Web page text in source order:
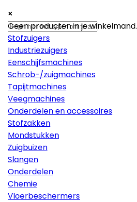
×
Machines
Stofzuigers
Industriezuigers
Eenschijfsmachines
Schrob-/zuigmachines
Tapijtmachines
Veegmachines
Onderdelen en accessoires
Stofzakken
Mondstukken
Zuigbuizen
Slangen
Onderdelen
Chemie
Vloerbeschermers
×
×
Geen producten in je winkelmand.